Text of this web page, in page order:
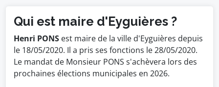
Qui est maire d'Eyguières ?
Henri PONS est maire de la ville d'Eyguières depuis
le 18/05/2020. Il a pris ses fonctions le 28/05/2020.
Le mandat de Monsieur PONS s'achèvera lors des
prochaines élections municipales en 2026.